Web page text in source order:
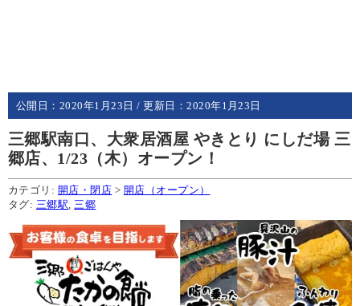
公開日： 2020年1月23日 / 更新日：2020年1月23日
三郷駅南口、大衆居酒屋 やきとり にしだ場 三
郷店、1/23（木）オープン！
カテゴリ: 開店・閉店 > 開店（オープン）
タグ: 三郷駅,三郷